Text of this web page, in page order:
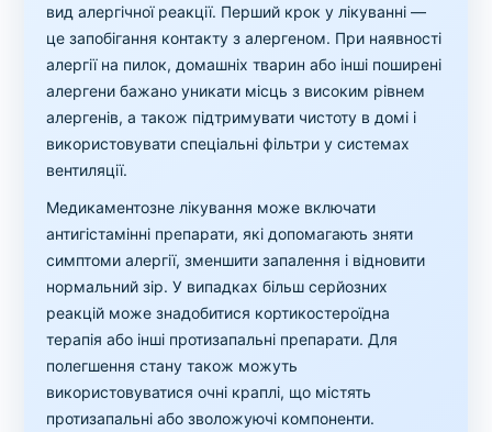
вид алергічної реакції. Перший крок у лікуванні —
це запобігання контакту з алергеном. При наявності
алергії на пилок, домашніх тварин або інші поширені
алергени бажано уникати місць з високим рівнем
алергенів, а також підтримувати чистоту в домі і
використовувати спеціальні фільтри у системах
вентиляції.
Медикаментозне лікування може включати
антигістамінні препарати, які допомагають зняти
симптоми алергії, зменшити запалення і відновити
нормальний зір. У випадках більш серйозних
реакцій може знадобитися кортикостероїдна
терапія або інші протизапальні препарати. Для
полегшення стану також можуть
використовуватися очні краплі, що містять
протизапальні або зволожуючі компоненти.